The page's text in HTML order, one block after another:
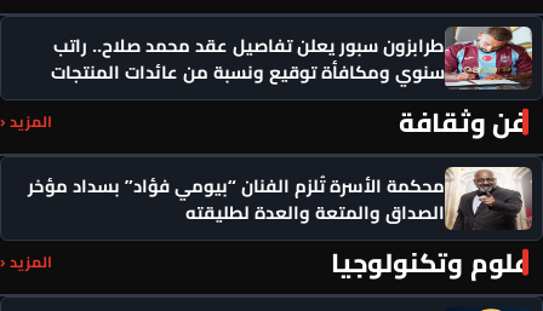
طرابزون سبور يعلن تفاصيل عقد محمد صلاح.. راتب
سنوي ومكافأة توقيع ونسبة من عائدات المنتجات
فن وثقافة المزيد ‹
محكمة الأسرة تُلزم الفنان “بيومي فؤاد” بسداد مؤخر
الصداق والمتعة والعدة لطليقته
علوم وتكنولوجيا المزيد ‹